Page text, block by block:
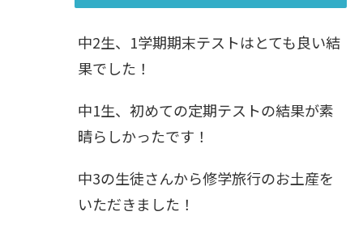
中2生、1学期期末テストはとても良い結
果でした！
中1生、初めての定期テストの結果が素
晴らしかったです！
中3の生徒さんから修学旅行のお土産を
いただきました！